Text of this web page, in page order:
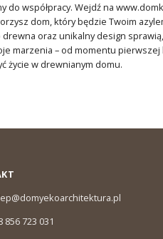
współpracy. Wejdź na
dom, który będzie Twoim
drewna oraz unikalny design
marzenia – od momentu pierwszej
życie w drewnianym domu.
856 723 031